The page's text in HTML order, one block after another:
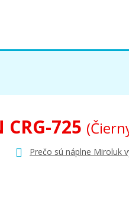
CRG-725
Prečo sú náplne Miroluk